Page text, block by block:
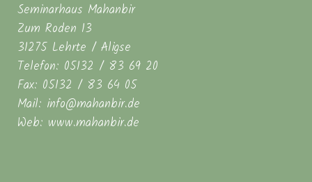
Seminarhaus Mahanbir
Zum Roden 13
31275 Lehrte / Aligse
Telefon: 05132 / 83 69 20
Fax: 05132 / 83 64 05
Mail: info@mahanbir.de
Web: www.mahanbir.de